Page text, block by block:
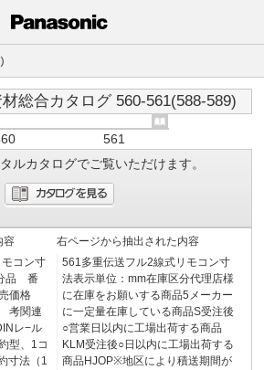
総合カタログ 560-561(588-589)
561
ルカタログでご覧いただけます。
容
コン寸
品 番
格
考関連
レ−ル
型、1コ
寸法（1
右ページから抽出された内容
561多重伝送フル2線式リモコン寸
法表示単位：mm在庫区分代理店様
に在庫をお願いする商品5メーカー
に一定量在庫している商品S受注後
○営業日以内に工場出荷する商品
KLM受注後○日以内に工場出荷する
商品HJOP※地区により積送期間が